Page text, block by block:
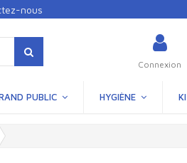
nous
Connexion
PUBLIC HYGIÈNE